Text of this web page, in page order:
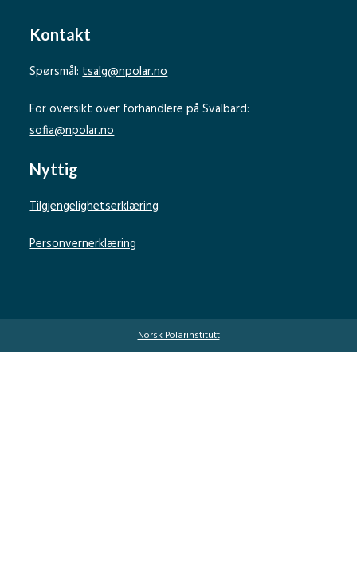
Kontakt
Spørsmål:tsalg@npolar.no
For oversikt over forhandlere på Svalbard:
sofia@npolar.no
Nyttig
Tilgjengelighetserklæring
Personvernerklæring
Norsk Polarinstitutt